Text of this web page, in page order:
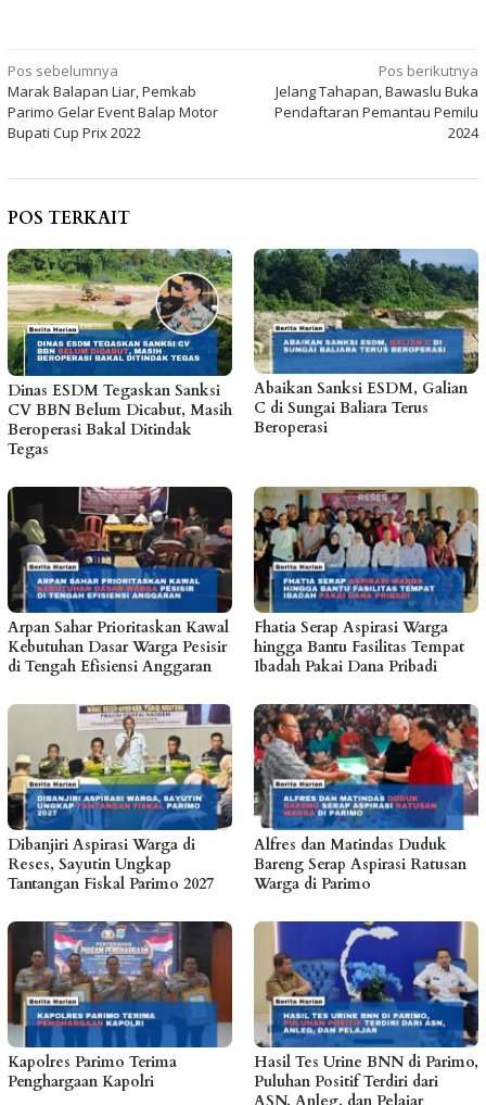
Navigasi
pos
Pos sebelumnya
Marak Balapan Liar, Pemkab
Parimo Gelar Event Balap Motor
Bupati Cup Prix 2022
Pos berikutnya
Jelang Tahapan, Bawaslu Buka
Pendaftaran Pemantau Pemilu
2024
POS TERKAIT
Dinas ESDM Tegaskan Sanksi
CV BBN Belum Dicabut, Masih
Beroperasi Bakal Ditindak
Tegas
Abaikan Sanksi ESDM, Galian
C di Sungai Baliara Terus
Beroperasi
Arpan Sahar Prioritaskan Kawal
Kebutuhan Dasar Warga Pesisir
di Tengah Efisiensi Anggaran
Fhatia Serap Aspirasi Warga
hingga Bantu Fasilitas Tempat
Ibadah Pakai Dana Pribadi
Dibanjiri Aspirasi Warga di
Reses, Sayutin Ungkap
Tantangan Fiskal Parimo 2027
Alfres dan Matindas Duduk
Bareng Serap Aspirasi Ratusan
Warga di Parimo
Kapolres Parimo Terima
Penghargaan Kapolri
Hasil Tes Urine BNN di Parimo,
Puluhan Positif Terdiri dari
ASN, Anleg, dan Pelajar